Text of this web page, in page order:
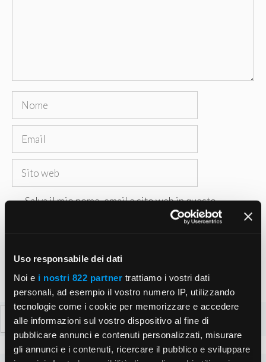
Uso responsabile dei dati
Noi e i nostri 822 partner trattiamo i vostri dati
personali, ad esempio il vostro numero IP, utilizzando
tecnologie come i cookie per memorizzare e accedere
alle informazioni sul vostro dispositivo al fine di
pubblicare annunci e contenuti personalizzati, misurare
gli annunci e i contenuti, ricercare il pubblico e sviluppare
Nome
Email
Sito
Salva il mio nome, email e sito web in questo
browser per la prossima volta che commento.
Ricerca
per: